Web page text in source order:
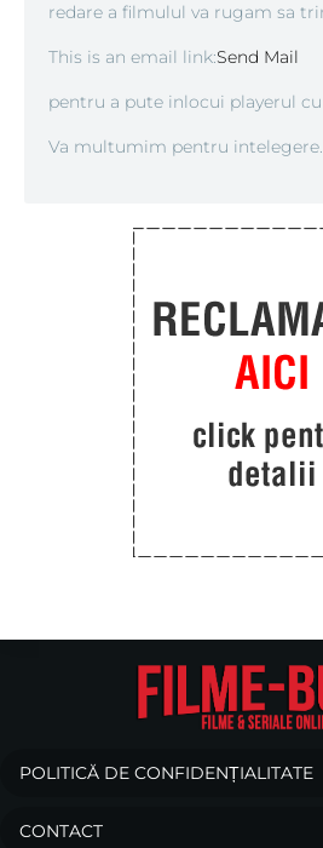
redare a filmulul va rugam sa
This is an email link:Send Mail
pentru a pute inlocui playerul
Va multumim pentru intelegere.
POLITICĂ DE CONFIDENȚIALITATE
CONTACT